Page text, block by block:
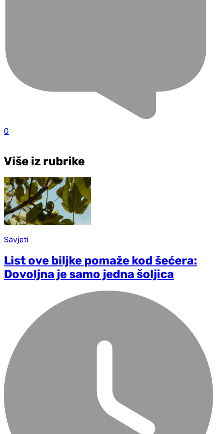
0
Više iz rubrike
Savjeti
List ove biljke pomaže kod šećera:
Dovoljna je samo jedna šoljica